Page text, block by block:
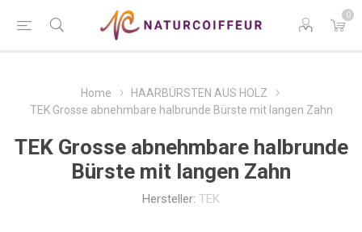
0
Home
HAARBÜRSTEN AUS HOLZ
TEK Grosse abnehmbare halbrunde Bürste mit langen Zahn
TEK Grosse abnehmbare halbrunde
Bürste mit langen Zahn
Hersteller: TEK